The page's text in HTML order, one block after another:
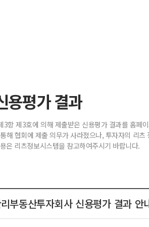
용평가 결과
항 제3호에 의해 제출받은 신용평가 결과를 홈페
해 협회에 제출 의무가 사라졌으나, 투자자의 리
은 리츠정보시스템을 참고하여주시기 바랍니다.
부동산투자회사 신용평가 결과 안